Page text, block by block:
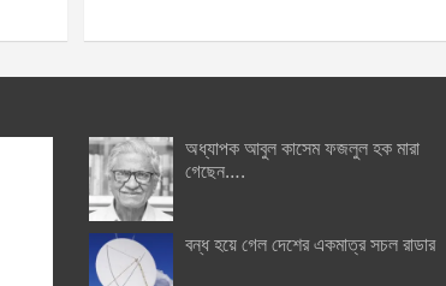
অধ্যাপক আবুল কাসেম ফজলুল হক মারা
গেছেন….
বন্ধ হয়ে গেল দেশের একমাত্র সচল রাডার